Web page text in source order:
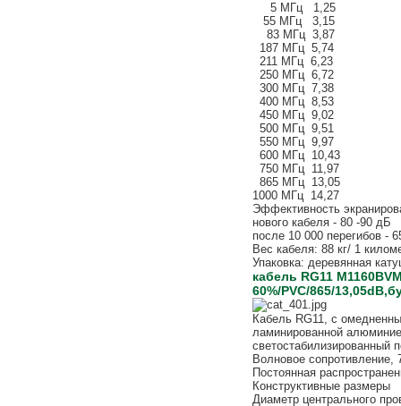
5 МГц 1,25
55 МГц 3,15
83 МГц 3,87
187 МГц 5,74
211 МГц 6,23
250 МГц 6,72
300 МГц 7,38
400 МГц 8,53
450 МГц 9,02
500 МГц 9,51
550 МГц 9,97
600 МГц 10,43
750 МГц 11,97
865 МГц 13,05
1000 МГц 14,27
Эффективность
нового кабеля - 80 -90 дБ
после 10 000 перегибов -
Вес кабеля: 88 кг/ 1
Упаковка: деревянная
кабель RG11
60%/PVC/865/
Кабель RG11, с
ламинированной
светостабилизированный
Волновое сопротивление,
Постоянная
Конструктивные размеры
Диаметр центрального